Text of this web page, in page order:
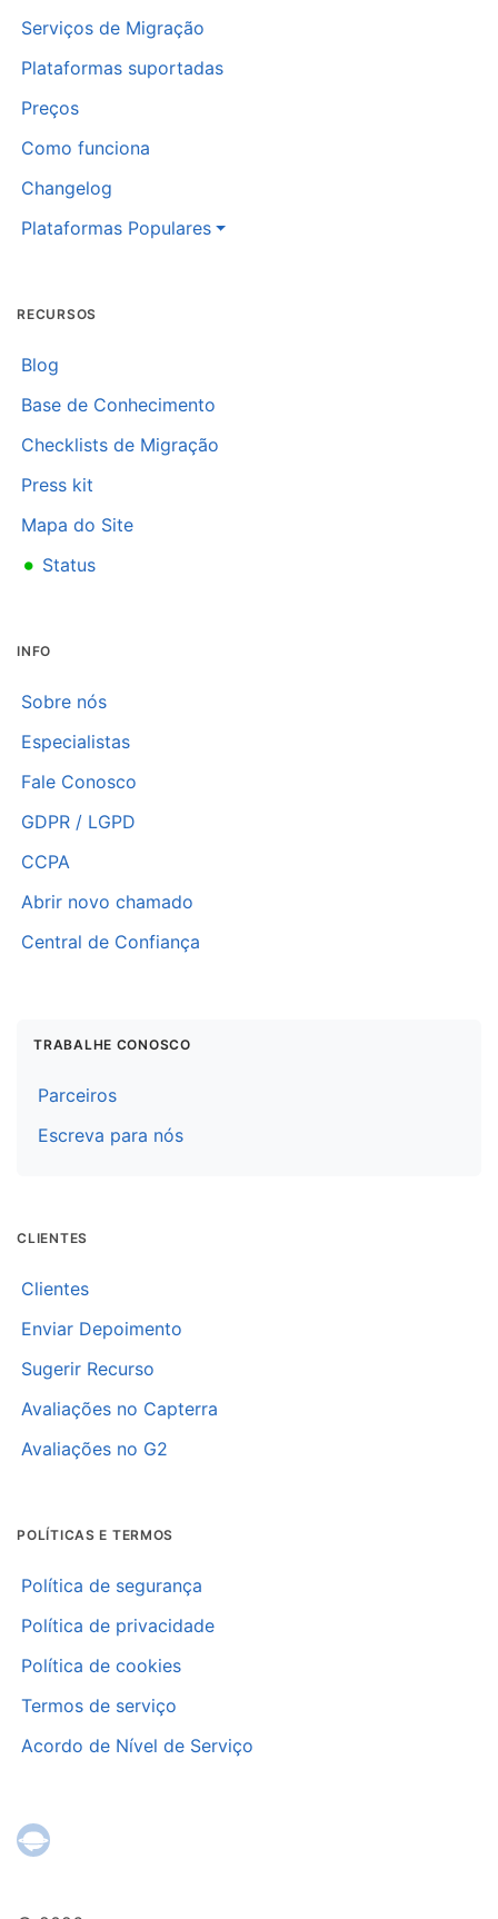
Serviços de Migração
Plataformas suportadas
Preços
Como funciona
Changelog
Plataformas Populares
RECURSOS
Blog
Base de Conhecimento
Checklists de Migração
Press kit
Mapa do Site
• Status
INFO
Sobre nós
Especialistas
Fale Conosco
GDPR / LGPD
CCPA
Abrir novo chamado
Central de Confiança
TRABALHE CONOSCO
Parceiros
Escreva para nós
CLIENTES
Clientes
Enviar Depoimento
Sugerir Recurso
Avaliações no Capterra
Avaliações no G2
POLÍTICAS E TERMOS
Política de segurança
Política de privacidade
Política de cookies
Termos de serviço
Acordo de Nível de Serviço